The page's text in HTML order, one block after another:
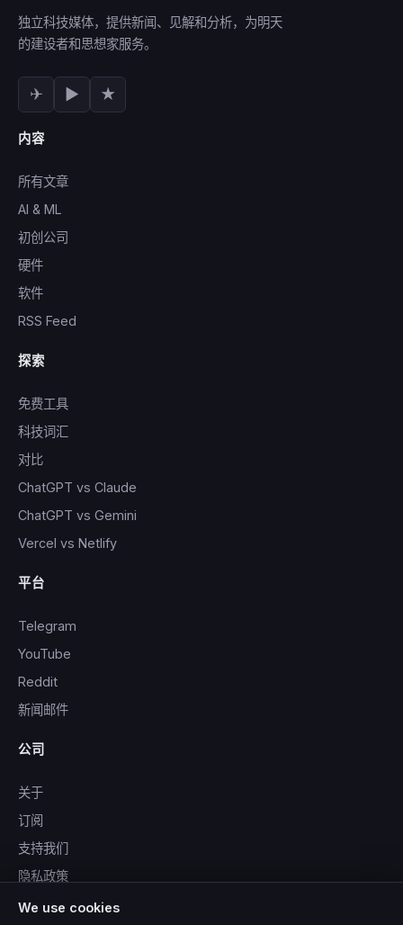
独立科技媒体，提供新闻、见解和分析，为明天
的建设者和思想家服务。
✈ ▶ ★
内容
所有文章
AI & ML
初创公司
硬件
软件
RSS Feed
探索
免费工具
科技词汇
对比
ChatGPT vs Claude
ChatGPT vs Gemini
Vercel vs Netlify
平台
Telegram
YouTube
Reddit
新闻邮件
公司
关于
订阅
支持我们
隐私政策
服务条款
We use cookies